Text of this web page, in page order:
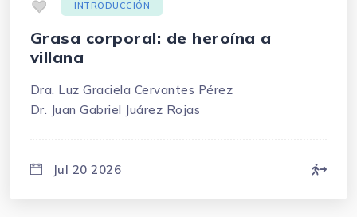
INTRODUCCIÓN
Grasa corporal: de heroína a
villana
Dra. Luz Graciela Cervantes Pérez
Dr. Juan Gabriel Juárez Rojas
Jul 20 2026